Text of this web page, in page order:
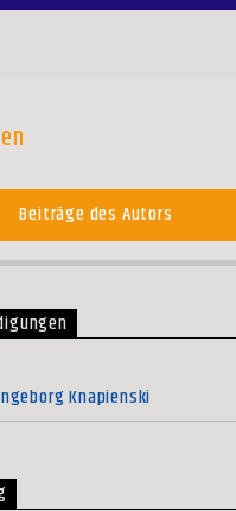
Beiträge des Autors
Knapienski